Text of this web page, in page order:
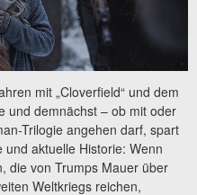
mit „Cloverfield“ und dem
und demnächst – ob mit oder
Trilogie angehen darf, spart
aktuelle Historie: Wenn
die von Trumps Mauer über
Weltkriegs reichen,